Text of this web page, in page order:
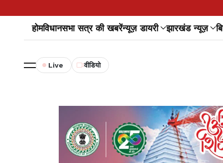
होमविधानसभा सत्र की खबरेंन्यूज़ डायरी झारखंड न्यूज़
Live वीडियो